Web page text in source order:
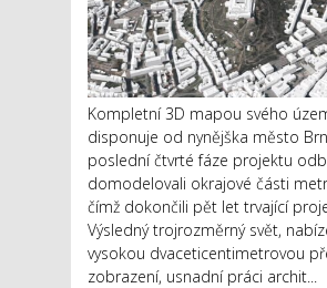
Kompletní 3D mapou svého
disponuje od nynějška město
poslední čtvrté fáze projektu
domodelovali okrajové části
čímž dokončili pět let trvající
Výsledný trojrozměrný svět,
vysokou dvaceticentimetrovou
zobrazení, usnadní práci archit...